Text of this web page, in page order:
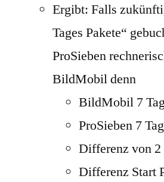
Ergibt: Falls
Tages Pakete“
ProSieben
BildMobil denn
BildMobil 7
ProSieben 7
Differenz von 2
Differenz Start